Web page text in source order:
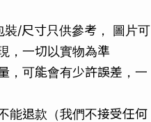
裝/尺寸只供參考， 圖片可
，一切以實物為準
，可能會有少許誤差，一
能退款（我們不接受任何